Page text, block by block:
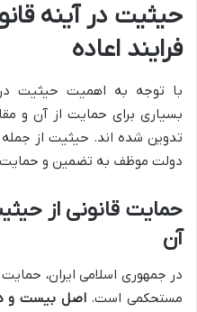
حیثیت در آینه
فرایند اعاده
با توجه به اهمیت حیثیت در
بسیاری برای حمایت از آن و
تدوین شده اند. حیثیت از
دولت موظف به تضمین و حمایت
حمایت قانونی از
آن
در جمهوری اسلامی ایران، حمایت
مستحکمی است.اصل بیست و